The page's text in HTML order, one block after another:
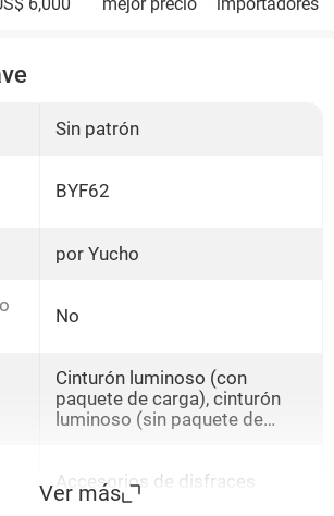
6,000
mejor precio
importadores
Sin patrón
BYF62
por Yucho
No
Cinturón luminoso (con
paquete de carga), cinturón
luminoso (sin paquete de
Accesorios de disfraces
Ver más